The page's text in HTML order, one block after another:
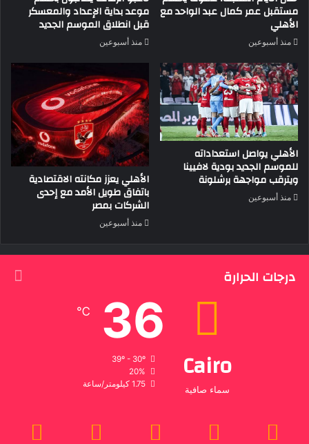
مستقبل عمر كمال عبد الواحد مع
الأهلي
منذ أسبوعين
موعد بداية الإعداد والمعسكر
قبل انطلاق الموسم الجديد
منذ أسبوعين
الأهلي يواصل استعداداته
للموسم الجديد بودية لافيينا
ويترقب مواجهة برشلونة
منذ أسبوعين
الأهلي يعزز مكانته الاقتصادية
باتفاق طويل الأمد مع إحدى
الشركات بمصر
منذ أسبوعين
درجات الحرارة
Cairo
سماء صافية
36
℃
39º - 30º
20%
1.75 كيلومتر/ساعة